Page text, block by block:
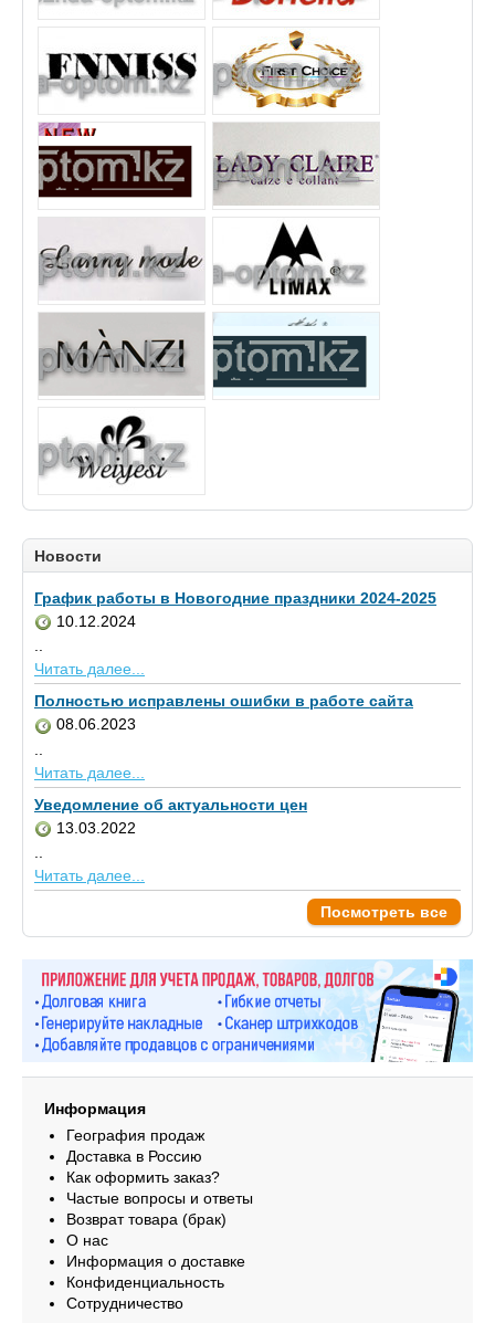
Новости
График работы в Новогодние праздники 2024-2025
10.12.2024
..
Читать далее...
Полностью исправлены ошибки в работе сайта
08.06.2023
Читать далее...
Уведомление об актуальности цен
13.03.2022
Читать далее...
Посмотреть все
Информация
География продаж
Доставка в Россию
Как оформить заказ?
Частые вопросы и ответы
Возврат товара (брак)
О нас
Информация о доставке
Конфиденциальность
Сотрудничество